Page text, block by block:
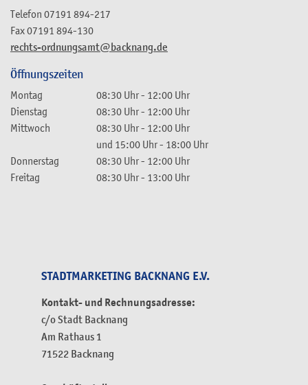
rechts-ordnungsamt@backnang.de
Telefon 07191 894-217
Fax07191 894-130
Öffnungszeiten
Montag 08:30 Uhr- 12:00 Uhr
Dienstag
08:30 Uhr- 12:00 Uhr
Mittwoch
08:30 Uhr- 12:00 Uhr
und 15:00 Uhr- 18:00 Uhr
Donnerstag
08:30 Uhr- 12:00 Uhr
Freitag
08:30 Uhr- 13:00 Uhr
STADTMARKETING BACKNANG E.V.
Kontakt- und Rechnungsadresse:
c/o Stadt Backnang
Am Rathaus 1
71522 Backnang